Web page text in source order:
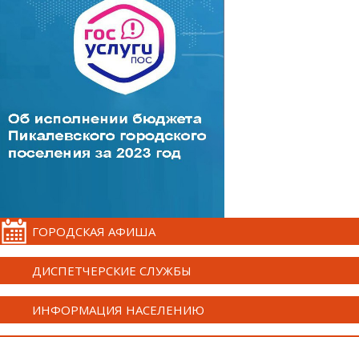
ГОРОДСКАЯ АФИША
ДИСПЕТЧЕРСКИЕ СЛУЖБЫ
ИНФОРМАЦИЯ НАСЕЛЕНИЮ